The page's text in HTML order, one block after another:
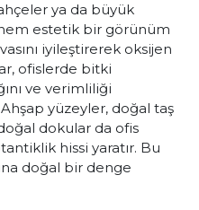
ya da büyük
estetik bir görünüm
iyileştirerek oksijen
ofislerde bitki
ve verimliliği
yüzeyler, doğal taş
dokular da ofis
hissi yaratır. Bu
doğal bir denge